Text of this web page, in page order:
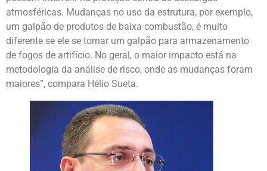
atmosféricas. Mudanças no uso da estrutura, por exemplo,
um galpão de produtos de baixa combustão, é muito
diferente se ele se tornar um galpão para armazenamento
de fogos de artifício. No geral, o maior impacto está na
metodologia da análise de risco, onde as mudanças foram
maiores”, compara Hélio Sueta.